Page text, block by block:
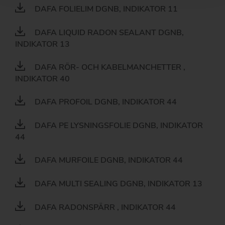
DAFA FOLIELIM DGNB, INDIKATOR 11
DAFA LIQUID RADON SEALANT DGNB,
INDIKATOR 13
DAFA RÖR- OCH KABELMANCHETTER ,
INDIKATOR 40
DAFA PROFOIL DGNB, INDIKATOR 44
DAFA PE LYSNINGSFOLIE DGNB, INDIKATOR
44
DAFA MURFOILE DGNB, INDIKATOR 44
DAFA MULTI SEALING DGNB, INDIKATOR 13
DAFA RADONSPÄRR , INDIKATOR 44